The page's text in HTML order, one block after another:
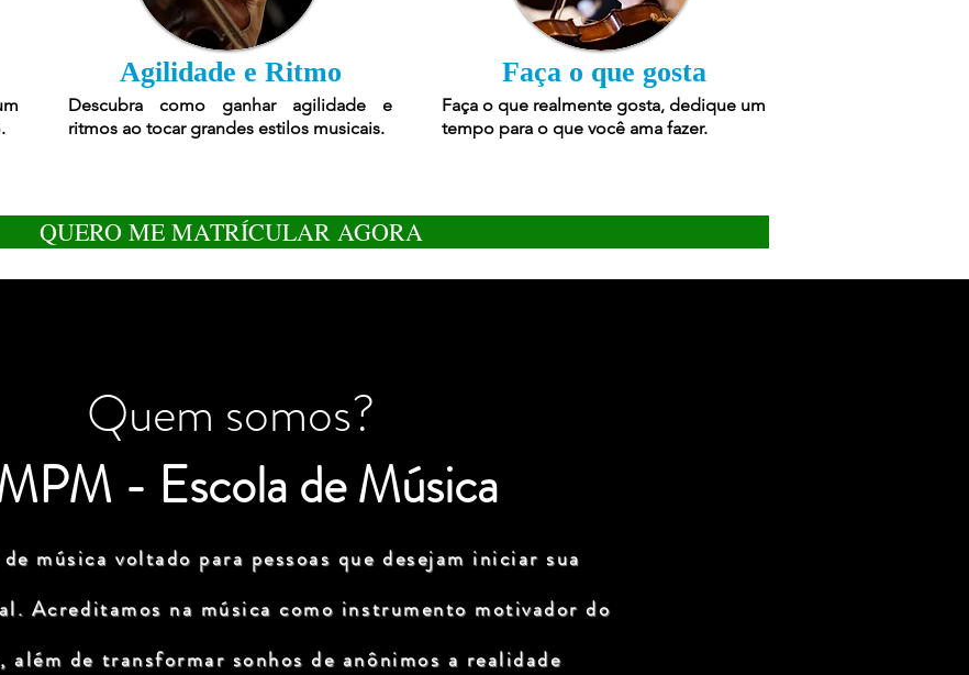
Agilidade e Ritmo
Descubra como ganhar agilidade e
ritmos ao tocar grandes estilos musicais.
Faça o que gosta
Faça o que realmente gosta, dedique um
tempo para o que você ama fazer.
QUERO ME MATRÍCULAR AGORA
Quem somos?
- Escola de Música
música voltado para pessoas que desejam iniciar sua
Acreditamos na música como instrumento motivador do
além de transformar sonhos de anônimos a realidade